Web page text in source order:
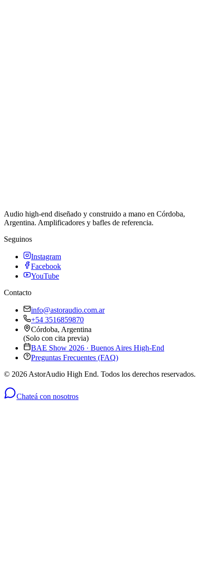
Audio high-end diseñado y construido a mano en Córdoba,
Argentina. Amplificadores y bafles de referencia.
Seguinos
Instagram
Facebook
YouTube
Contacto
info@astoraudio.com.ar
+54 3516859870
Córdoba, Argentina
(Solo con cita previa)
BAE Show 2026 · Buenos Aires High-End
Preguntas Frecuentes (FAQ)
© 2026 AstorAudio High End. Todos los derechos reservados.
Chateá con nosotros